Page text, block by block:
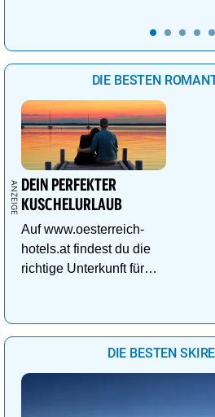
DIE BESTEN
DEIN PERFEKTER
KUSCHELURLAUB
Auf www.oesterreich-
hotels.at findest du die
richtige Unterkunft für
DIE BESTEN